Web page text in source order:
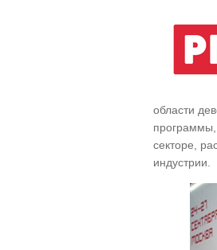
области
программы,
секторе,
индустрии.